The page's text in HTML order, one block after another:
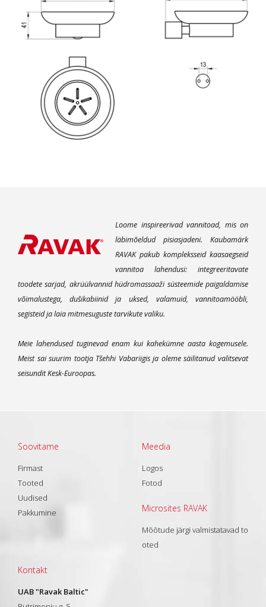
Loome inspireerivad vannitoad, mis on
läbimõeldud pisiasjadeni. Kaubamärk
RAVAK pakub kompleksseid kaasaegseid
vannitoa lahendusi: integreeritavate
toodete sarjad, akrüülvannid hüdromassaaži süsteemide paigaldamise
võimalustega, dušikabiinid ja uksed, valamuid, vannitoamööbli,
segisteid ja laia mitmesuguste tarvikute valiku.
Meie lahendused tuginevad enam kui kahekümne aasta kogemusele.
Meist sai suurim tootja Tšehhi Vabariigis ja oleme säilitanud valitsevat
seisundit Kesk-Euroopas.
Soovitame
Firmast
Tooted
Uudised
Pakkumine
Meedia
Logos
Fotod
Microsites RAVAK
Mõõtude järgi valmistatavad to
oted
Kontakt
UAB "Ravak Baltic"